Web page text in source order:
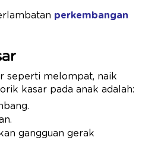
perkembangan
seperti melompat, naik
kasar pada anak adalah:
gangguan gerak